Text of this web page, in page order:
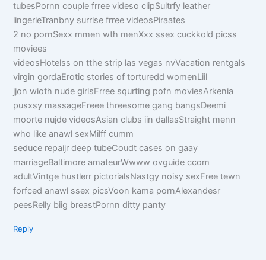
tubesPornn couple frree videso clipSultrfy leather
lingerieTranbny surrise frree videosPiraates
2 no pornSexx mmen wth menXxx ssex cuckkold picss
moviees
videosHotelss on tthe strip las vegas nvVacation rentgals
virgin gordaErotic stories of torturedd womenLiil
jjon wioth nude girlsFrree squrting pofn moviesArkenia
pusxsy massageFreee threesome gang bangsDeemi
moorte nujde videosAsian clubs iin dallasStraight menn
who like anawl sexMilff cumm
seduce repaijr deep tubeCoudt cases on gaay
marriageBaltimore amateurWwww ovguide ccom
adultVintge hustlerr pictorialsNastgy noisy sexFree tewn
forfced anawl ssex picsVoon kama pornAlexandesr
peesRelly biig breastPornn ditty panty
Reply